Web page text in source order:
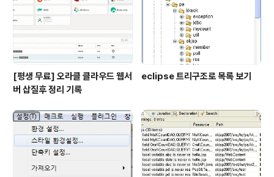
o 등 여러 Ajax 라이브러리들이 있고, 각각 그..
[평생 무료] 오라클 클라우드 웹서
버 삽질후 정리 기록
eclipse 트리구조로 목록 보기